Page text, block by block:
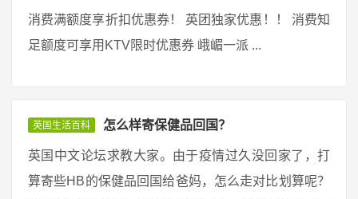
消费满额度享折扣优惠券！ 英团独家优惠！！ 消费知
足额度可享用KTV限时优惠券 峨嵋一派 ...
英国生活百科 怎么样寄保健品回国？
英国中文论坛求教大家。由于疫情过久没回家了，打
算寄些HB的保健品回国给爸妈，怎么走对比划算呢？